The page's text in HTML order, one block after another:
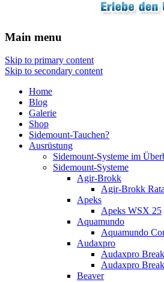
Main menu
Skip to primary content
Skip to secondary content
Home
Blog
Galerie
Shop
Sidemount-Tauchen?
Ausrüstung
Sidemount-Systeme im
Sidemount-Systeme
Agir-Brokk
Agir-Brokk
Apeks
Apeks WSX 25
Aquamundo
Aquamundo
Audaxpro
Audaxpro
Audaxpro
Beaver